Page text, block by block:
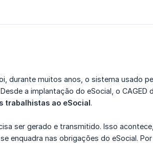
durante muitos anos, o sistema usado
a implantação do eSocial, o CAGED
trabalhistas ao eSocial.
ser gerado e transmitido. Isso
enquadra nas obrigações do eSocial.